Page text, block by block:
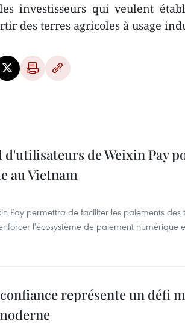
investisseurs qui veulent
des terres agricoles à usage
de Weixin Pay
au Vietnam
Pay permettra de faciliter les paiements des
l'écosystème de paiement numérique
représente un défi